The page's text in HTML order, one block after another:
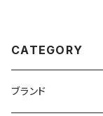
CATEGORY
ブランド